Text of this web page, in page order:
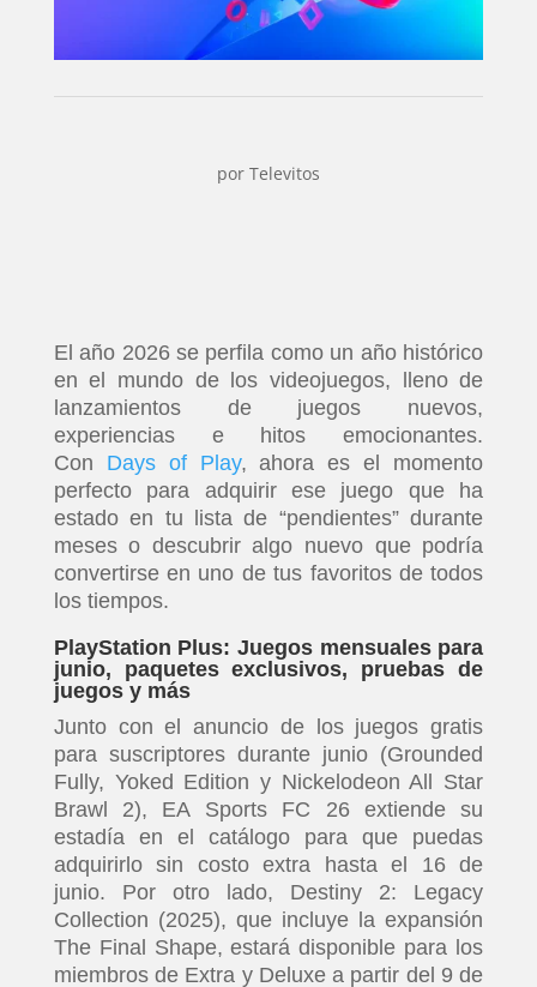
por Televitos
El año 2026 se perfila como un año histórico
en el mundo de los videojuegos, lleno de
lanzamientos de juegos nuevos,
experiencias e hitos emocionantes.
Con Days of Play, ahora es el momento
perfecto para adquirir ese juego que ha
estado en tu lista de “pendientes” durante
meses o descubrir algo nuevo que podría
convertirse en uno de tus favoritos de todos
los tiempos.
PlayStation Plus: Juegos mensuales para
junio, paquetes exclusivos, pruebas de
juegos y más
Junto con el anuncio de los juegos gratis
para suscriptores durante junio (Grounded
Fully, Yoked Edition y Nickelodeon All Star
Brawl 2), EA Sports FC 26 extiende su
estadía en el catálogo para que puedas
adquirirlo sin costo extra hasta el 16 de
junio. Por otro lado, Destiny 2: Legacy
Collection (2025), que incluye la expansión
The Final Shape, estará disponible para los
miembros de Extra y Deluxe a partir del 9 de